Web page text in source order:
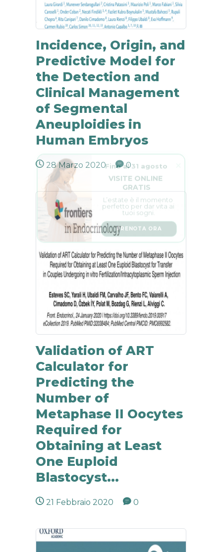
Incidence, Origin, and
Predictive Model for
the Detection and
Clinical Management
of Segmental
Aneuploidies in
Human Embryos
28 Marzo 2020 0
Validation of ART
Calculator for
Predicting the
Number of
Metaphase II Oocytes
Required for
Obtaining at Least
One Euploid
Blastocyst...
21 Febbraio 2020 0
VISITE ONLINE
GRATIS
L’estate è il momento
perfetto per dar vita ai
tuoi sogni.
PRENOTA ORA
Fino al 31 agosto